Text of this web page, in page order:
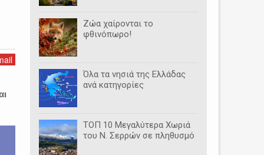
Ζώα χαίρονται το
φθινόπωρο!
Όλα τα νησιά της Ελλάδας
ανά κατηγορίες
ΤΟΠ 10 Μεγαλύτερα Χωριά
του Ν. Σερρών σε πληθυσμό